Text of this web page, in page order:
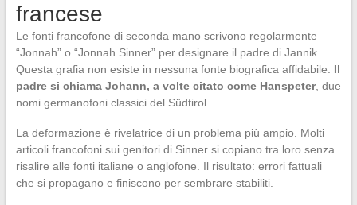
francese
Le fonti francofone di seconda mano scrivono regolarmente
“Jonnah” o “Jonnah Sinner” per designare il padre di Jannik.
Questa grafia non esiste in nessuna fonte biografica affidabile. Il
padre si chiama Johann, a volte citato come Hanspeter, due
nomi germanofoni classici del Südtirol.
La deformazione è rivelatrice di un problema più ampio. Molti
articoli francofoni sui genitori di Sinner si copiano tra loro senza
risalire alle fonti italiane o anglofone. Il risultato: errori fattuali
che si propagano e finiscono per sembrare stabiliti.